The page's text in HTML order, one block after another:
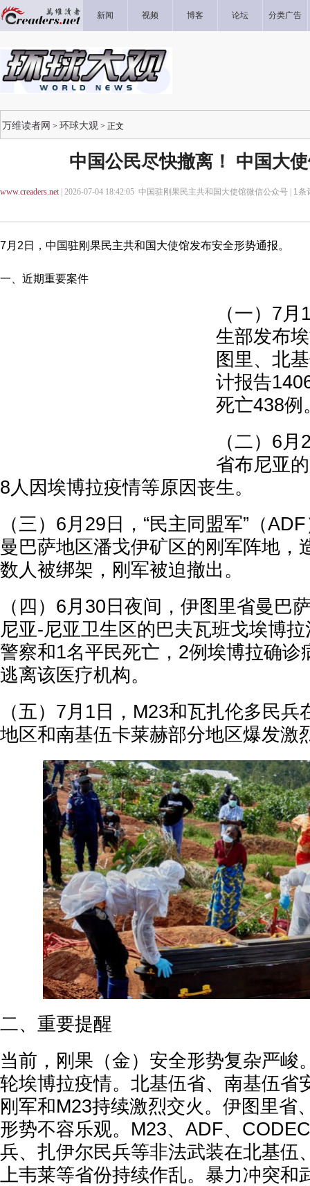
新闻 视频 博客 论坛 分类广告
万维读者网 > 环球大观 > 正文
中国公民尽快撤离！ 中国大
www.creaders.net| 2026-07-04 18:42:05 中国驻刚果民主共和国大使馆微信公众号 | 1条
7月2日，中国驻刚果民主共和国大使馆发布安全形势通报。
一、近期重要案件
（一）7
生部发布
图里、北
计报告
死亡438例
（二）6
省布尼亚
8人因埃博拉疫情等原因丧生。
（三）6月29日，“民主同盟军”（
曼巴萨地区潘戈伊矿区的刚军阵地，
数人被绑架，刚军被迫撤出。
（四）6月30日夜间，伊图里省曼巴
尼亚-尼亚卫生区的巴夫瓦班戈埃博
警察和1名平民死亡，2例埃博拉确诊
逃离该医疗机构。
（五）7月1日，M23和瓦扎伦多民
地区和南基伍卡莱赫部分地区爆发激
二、重要提醒
当前，刚果（金）安全形势复杂严峻
轮埃博拉疫情。北基伍省、南基伍省
刚军和M23持续激烈交火。伊图里省
形势不容乐观。M23、ADF、
兵、扎伊尔民兵等非法武装在北基伍
上韦莱等省份持续作乱。暴力冲突和